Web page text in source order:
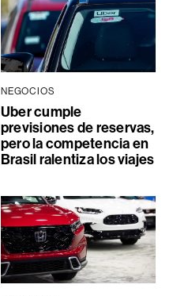
NEGOCIOS
Uber cumple
previsiones de reservas,
pero la competencia en
Brasil ralentiza los viajes